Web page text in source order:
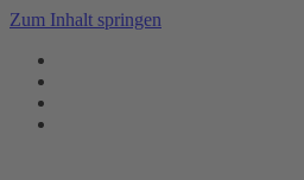
Zum Inhalt springen